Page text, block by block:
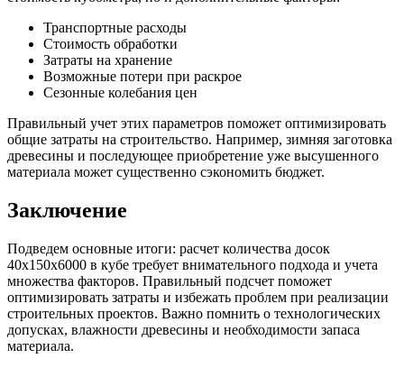
Транспортные расходы
Стоимость обработки
Затраты на хранение
Возможные потери при раскрое
Сезонные колебания цен
Правильный учет этих параметров поможет оптимизировать
общие затраты на строительство. Например, зимняя заготовка
древесины и последующее приобретение уже высушенного
материала может существенно сэкономить бюджет.
Заключение
Подведем основные итоги: расчет количества досок
40х150х6000 в кубе требует внимательного подхода и учета
множества факторов. Правильный подсчет поможет
оптимизировать затраты и избежать проблем при реализации
строительных проектов. Важно помнить о технологических
допусках, влажности древесины и необходимости запаса
материала.